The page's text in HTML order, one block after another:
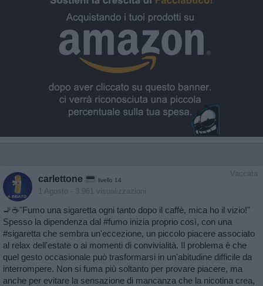
Vaccata
carlettone livello 14
1 Agosto - 3.961 visualizzazioni
🚬☕"Fumo una sigaretta ogni tanto dopo il caffè, mica ho il vizio!"
Spesso la dipendenza dal #fumo inizia proprio così, con una
#sigaretta che sembra un'eccezione, un piccolo piacere associato
al relax dell'estate o ai momenti di convivialità. Il problema è che
quel gesto occasionale può trasformarsi in un'abitudine difficile da
interrompere. Non si fuma più soltanto per provare piacere, ma
anche per evitare la sensazione di mancanza che la nicotina crea,